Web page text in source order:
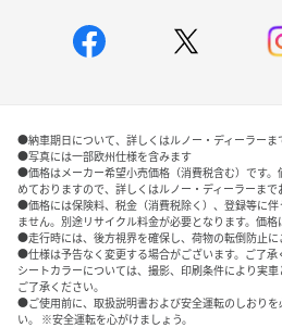
●納車期日について、詳しくはルノー・ディーラーま
●写真には一部欧州仕様を含みます
●価格はメーカー希望小売価格（消費税含む）です
めておりますので、詳しくはルノー・ディーラーまで
●価格には保険料、税金（消費税除く）、登録等に
ません。別途リサイクル料金が必要となります。価格
●走行時には、後方視界を確保し、荷物の転倒防止に
●仕様は予告なく変更する場合がございます。ご了承
シートカラーについては、撮影、印刷条件により実
ご了承ください。
●ご使用前に、取扱説明書および安全運転のしおり
い。 ※安全運転を心がけましょう。